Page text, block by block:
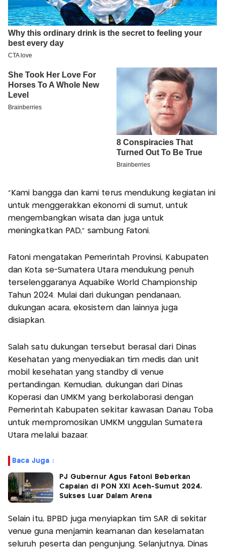
“Kami bangga dan kami terus mendukung kegiatan ini
untuk menggerakkan ekonomi di sumut, untuk
mengembangkan wisata dan juga untuk
meningkatkan PAD,” sambung Fatoni.
Fatoni mengatakan Pemerintah Provinsi, Kabupaten
dan Kota se-Sumatera Utara mendukung penuh
terselenggaranya Aquabike World Championship
Tahun 2024. Mulai dari dukungan pendanaan,
dukungan acara, ekosistem dan lainnya juga
disiapkan.
Salah satu dukungan tersebut berasal dari Dinas
Kesehatan yang menyediakan tim medis dan unit
mobil kesehatan yang standby di venue
pertandingan. Kemudian, dukungan dari Dinas
Koperasi dan UMKM yang berkolaborasi dengan
Pemerintah Kabupaten sekitar kawasan Danau Toba
untuk mempromosikan UMKM unggulan Sumatera
Utara melalui bazaar.
Baca Juga :
PJ Gubernur Agus Fatoni Beberkan
Capaian di PON XXI Aceh-Sumut 2024,
Sukses Luar Dalam Arena
Selain itu, BPBD juga menyiapkan tim SAR di sekitar
venue guna menjamin keamanan dan keselamatan
seluruh peserta dan pengunjung. Selanjutnya, Dinas